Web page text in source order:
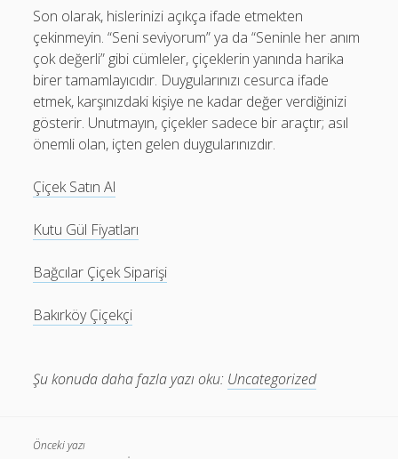
Son olarak, hislerinizi açıkça ifade etmekten
çekinmeyin. “Seni seviyorum” ya da “Seninle her anım
çok değerli” gibi cümleler, çiçeklerin yanında harika
birer tamamlayıcıdır. Duygularınızı cesurca ifade
etmek, karşınızdaki kişiye ne kadar değer verdiğinizi
gösterir. Unutmayın, çiçekler sadece bir araçtır; asıl
önemli olan, içten gelen duygularınızdır.
Çiçek Satın Al
Kutu Gül Fiyatları
Bağcılar Çiçek Siparişi
Bakırköy Çiçekçi
Şu konuda daha fazla yazı oku: Uncategorized
Önceki yazı